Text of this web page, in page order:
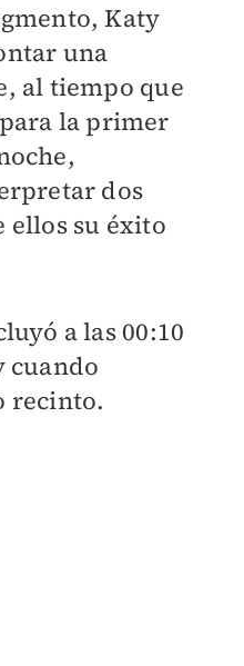
Katy
una
al tiempo que
la primer
dos
ellos su éxito
a las 00:10
cuando
recinto.